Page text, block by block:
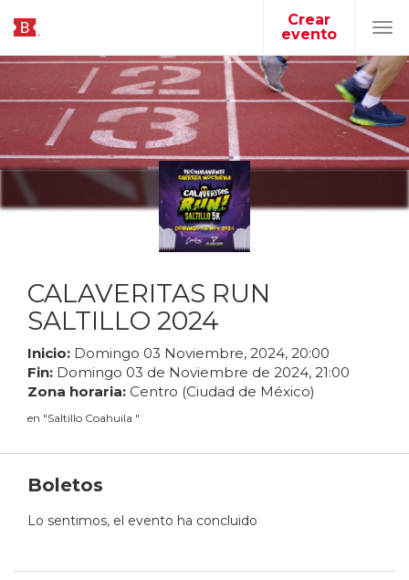
Crear
evento
CALAVERITAS RUN
SALTILLO 2024
Inicio: Domingo 03 Noviembre, 2024, 20:00
Fin: Domingo 03 de Noviembre de 2024, 21:00
Zona horaria: Centro (Ciudad de México)
en "Saltillo Coahuila "
Boletos
Lo sentimos, el evento ha concluido